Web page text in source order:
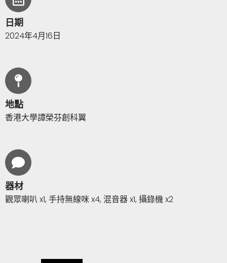
日期
2024年4月16日
地點
香港大學譚榮芬創科翼
器材
觀眾喇叭 x1, 手持無線咪 x4, 混音器 x1, 攝錄機 x2